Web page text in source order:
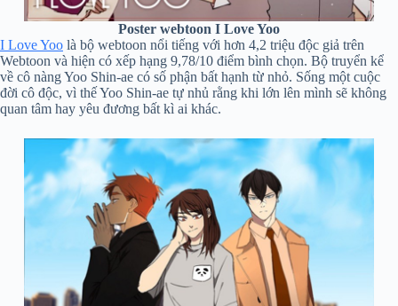
Poster webtoon I Love Yoo
I Love Yoo là bộ webtoon nổi tiếng với hơn 4,2 triệu độc giả trên
Webtoon và hiện có xếp hạng 9,78/10 điểm bình chọn. Bộ truyển kể
về cô nàng Yoo Shin-ae có số phận bất hạnh từ nhỏ. Sống một cuộc
đời cô độc, vì thế Yoo Shin-ae tự nhủ rằng khi lớn lên mình sẽ không
quan tâm hay yêu đương bất kì ai khác.